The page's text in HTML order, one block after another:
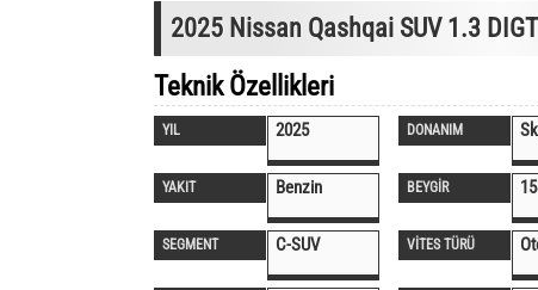
2025 Nissan Qashqai SUV 1.3
Teknik Özellikleri
YIL 2025 DONANIM
YAKIT Benzin BEYGİR
SEGMENT C-SUV VİTES TÜRÜ